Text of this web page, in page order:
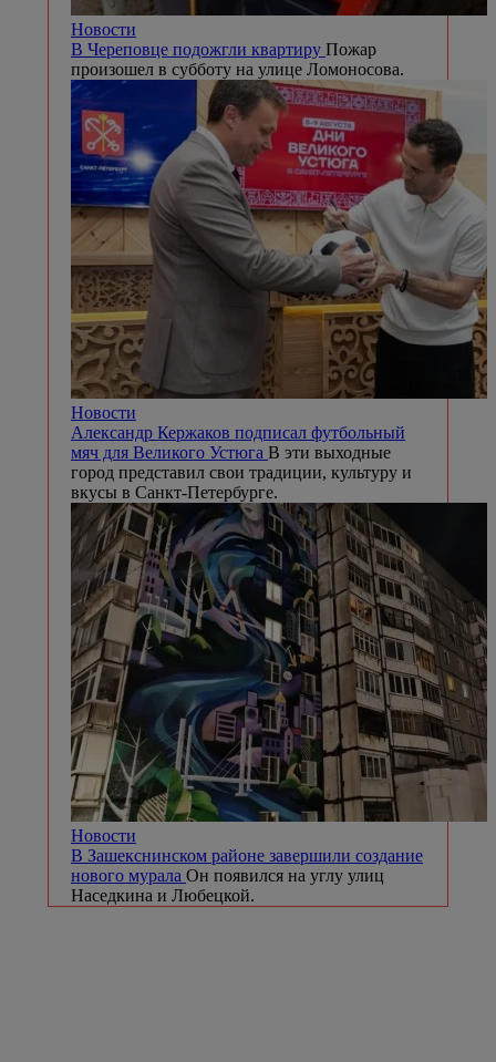
Новости
В Череповце подожгли квартиру Пожар
произошел в субботу на улице Ломоносова.
Новости
Александр Кержаков подписал футбольный
мяч для Великого Устюга В эти выходные
город представил свои традиции, культуру и
вкусы в Санкт-Петербурге.
Новости
В Зашекснинском районе завершили создание
нового мурала Он появился на углу улиц
Наседкина и Любецкой.